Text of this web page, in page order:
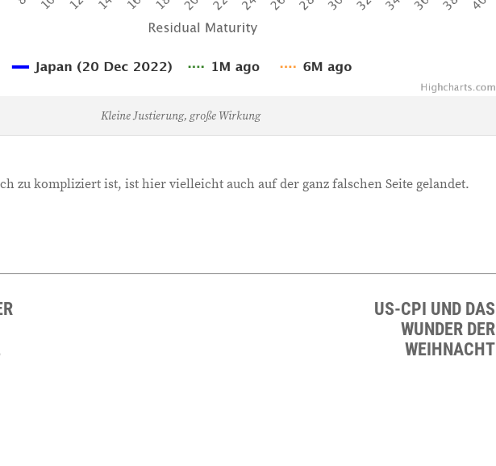
Kleine Justierung, große Wirkung
zu kompliziert ist, ist hier vielleicht auch auf der ganz falschen Seite gelandet.
US-CPI UND DAS
WUNDER DER
WEIHNACHT